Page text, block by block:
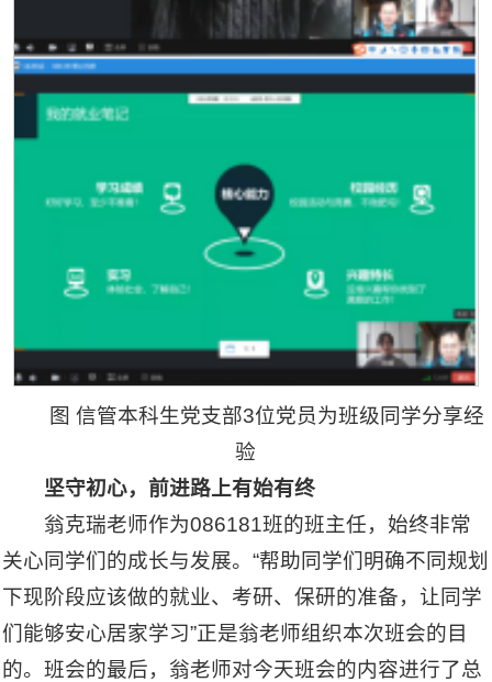
图 信管本科生党支部3位党员为班级同学分享经
验
坚守初心，前进路上有始有终
翁克瑞老师作为086181班的班主任，始终非常
关心同学们的成长与发展。“帮助同学们明确不同规划
下现阶段应该做的就业、考研、保研的准备，让同学
们能够安心居家学习”正是翁老师组织本次班会的目
的。班会的最后，翁老师对今天班会的内容进行了总